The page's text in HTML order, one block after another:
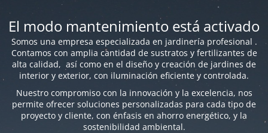
El modo mantenimiento está activado
Somos una empresa especializada en jardinería profesional .
Contamos con amplia cantidad de sustratos y fertilizantes de
alta calidad, así como en el diseño y creación de jardines de
interior y exterior, con iluminación eficiente y controlada.
Nuestro compromiso con la innovación y la excelencia, nos
permite ofrecer soluciones personalizadas para cada tipo de
proyecto y cliente, con énfasis en ahorro energético, y la
sostenibilidad ambiental.